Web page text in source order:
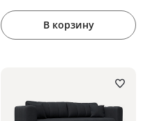
В корзину